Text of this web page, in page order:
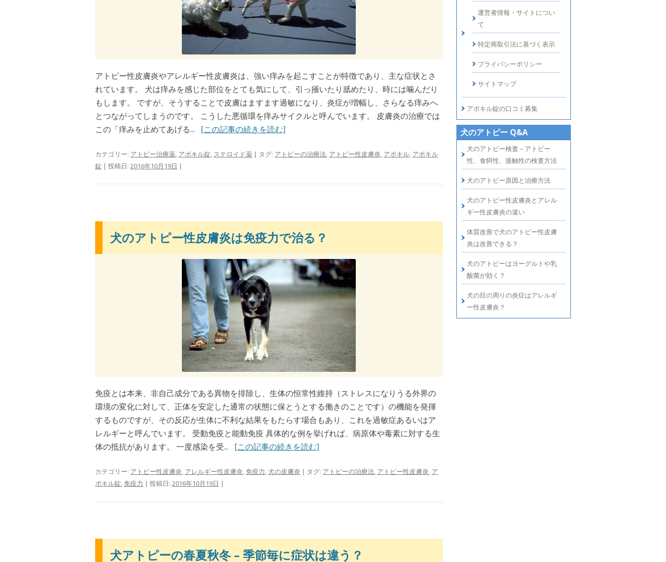
アトピー性皮膚炎やアレルギー性皮膚炎は、強い痒みを起こすことが特徴であり、主な症状とさ
れています。 犬は痒みを感じた部位をとても気にして、引っ掻いたり舐めたり、時には噛んだり
もします。 ですが、そうすることで皮膚はますます過敏になり、炎症が増幅し、さらなる痒みへ
とつながってしまうのです。 こうした悪循環を痒みサイクルと呼んでいます。 皮膚炎の治療では
この「痒みを止めてあげる... [この記事の続きを読む]
カテゴリー: アトピー治療薬 アポキル錠 ステロイド薬 | タグ: アトピーの治療法 アトピー性皮膚炎 アポキル アポキル
錠 | 投稿日: 2016年10月19日 |
犬のアトピー性皮膚炎は免疫力で治る？
免疫とは本来、非自己成分である異物を排除し、生体の恒常性維持（ストレスになりうる外界の
環境の変化に対して、正体を安定した通常の状態に保とうとする働きのことです）の機能を発揮
するものですが、その反応が生体に不利な結果をもたらす場合もあり、これを過敏症あるいはア
レルギーと呼んでいます。 受動免疫と能動免疫 具体的な例を挙げれば、病原体や毒素に対する生
体の抵抗があります。 一度感染を受... [この記事の続きを読む]
カテゴリー: アトピー性皮膚炎, アレルギー性皮膚炎,免疫力, 犬の皮膚炎 | タグ: アトピーの治療法, アトピー性皮膚炎, ア
ポキル錠,免疫力 | 投稿日: 2016年10月19日 |
犬アトピーの春夏秋冬 – 季節毎に症状は違う？
運営者情報・サイトについ
て
特定商取引法に基づく表示
プライバシーポリシー
サイトマップ
アポキル錠の口コミ募集
犬のアトピー Q&A
犬のアトピー検査 – アトピー
性、食餌性、接触性の検査方法
犬のアトピー原因と治療方法
犬のアトピー性皮膚炎とアレル
ギー性皮膚炎の違い
体質改善で犬のアトピー性皮膚
炎は改善できる？
犬のアトピーはヨーグルトや乳
酸菌が効く？
犬の目の周りの炎症はアレルギ
ー性皮膚炎？